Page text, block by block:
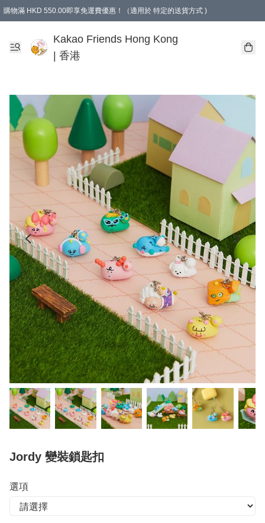
購物滿 HKD 550.00即享免運費優惠！（適用於 特定的送貨方式 )
Kakao Friends Hong Kong
| 香港
Jordy 變裝鎖匙扣
選項